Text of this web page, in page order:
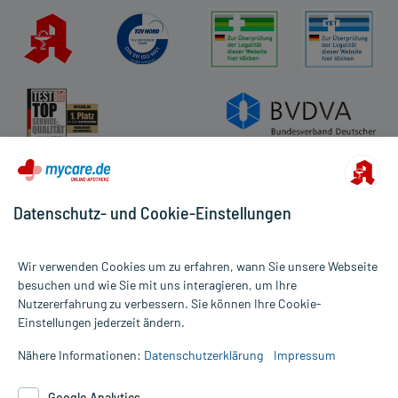
Alle Preise gelten inkl. MwSt., ggf. zzgl. Versandkosten
Informationen auf dieser Website werden ausschließlich für
die Untersuchung und Behandlung durch einen Arzt. Bitte
Datenschutz- und Cookie-Einstellungen
Wir verwenden Cookies um zu erfahren, wann Sie unsere Webseite
besuchen und wie Sie mit uns interagieren, um Ihre
Nutzererfahrung zu verbessern. Sie können Ihre Cookie-
Einstellungen jederzeit ändern.
Nähere Informationen: Datenschutzerklärung Impressum